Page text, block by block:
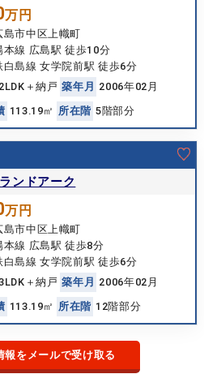
万円
島市中区上幟町
本線 広島駅 徒歩10分
白島線 女学院前駅 徒歩6分
2LDK＋納戸 築年 月 2006年02月
113.19㎡ 所在階 5階部分
ンドアーク
万円
島市中区上幟町
本線 広島駅 徒歩8分
白島線 女学院前駅 徒歩6分
＋納戸 築年 月 2006年02月
113.19㎡ 所在階 12階部分
報をメールで受け取る